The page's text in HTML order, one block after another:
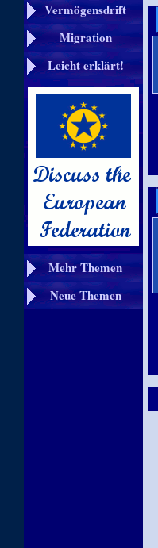
Vermögensdrift
Migration
Leicht erklärt!
Mehr Themen
Neue Themen